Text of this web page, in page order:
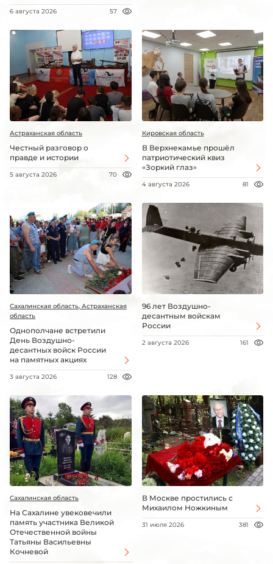
6 августа 2026 57
Астраханская область
Честный разговор о
правде и истории
5 августа 2026 70
Кировская область
В Верхнекамье прошёл
патриотический квиз
«Зоркий глаз»
4 августа 2026 81
Сахалинская область, Астраханская
область
Однополчане встретили
День Воздушно-
десантных войск России
на памятных акциях
3 августа 2026 128
96 лет Воздушно-
десантным войскам
России
2 августа 2026 161
Сахалинская область
На Сахалине увековечили
память участника Великой
Отечественной войны
Татьяны Васильевны
Кочневой
В Москве простились с
Михаилом Ножкиным
31 июля 2026 381